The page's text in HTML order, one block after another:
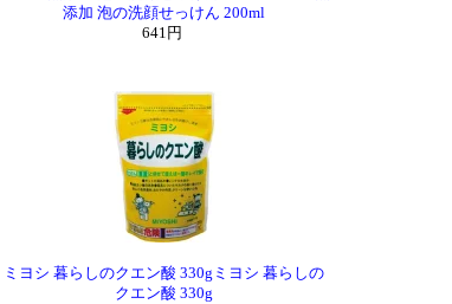
添加 泡の洗顔せっけん 200ml
641円
ミヨシ 暮らしのクエン酸 330gミヨシ 暮らしの
クエン酸 330g